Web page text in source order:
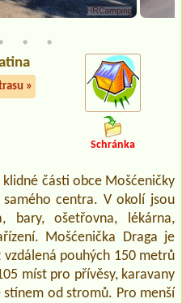
»
Schránka
části obce Mošćeničky
centra. V okolí jsou
bary, ošetřovna, lékárna,
Mošćenička Draga je
pouhých 150 metrů
míst pro přívěsy, karavany
od stromů. Pro menší